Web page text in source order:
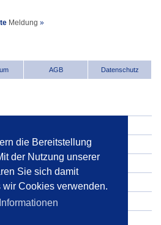
die Bereitstellung
der Nutzung unserer
Sie sich damit
Cookies verwenden.
Meldung »
AGB Datenschutz